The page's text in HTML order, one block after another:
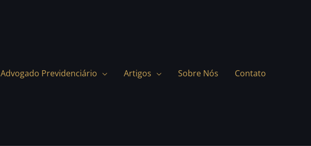
Advogado Previdenciário Artigos Sobre Nós Contato